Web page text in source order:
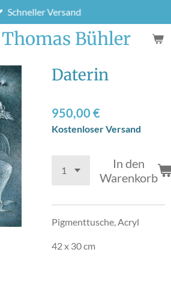
Bühler
Schneller Versand
Daterin
950,00 €
Kostenloser Versand
In den
Warenkorb
Pigmenttusche, Acryl
42 x 30 cm